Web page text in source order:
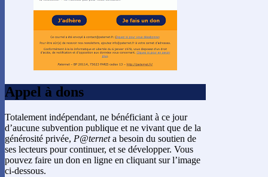
Appel à dons
Totalement indépendant, ne bénéficiant à ce jour
d’aucune subvention publique et ne vivant que de la
générosité privée, P@terneta besoin du soutien de
ses lecteurs pour continuer, et se développer. Vous
pouvez faire un don en ligne en cliquant sur l’image
ci-dessous.